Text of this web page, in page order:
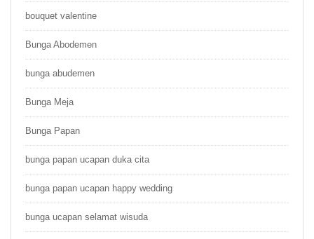
bouquet valentine
Bunga Abodemen
bunga abudemen
Bunga Meja
Bunga Papan
bunga papan ucapan duka cita
bunga papan ucapan happy wedding
bunga ucapan selamat wisuda